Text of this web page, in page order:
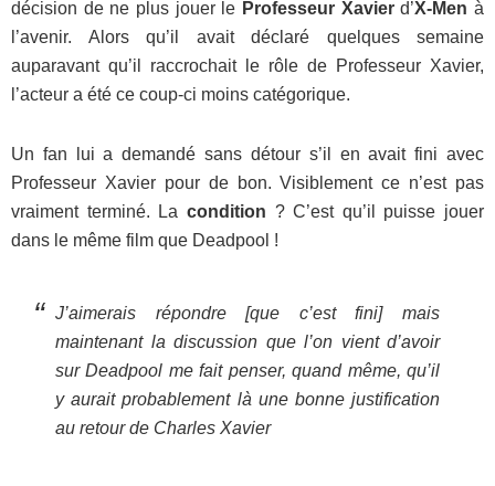
décision de ne plus jouer le Professeur Xavierd’X-Men à
l’avenir. Alors qu’il avait déclaré quelques semaine
auparavant qu’il raccrochait le rôle de Professeur Xavier,
l’acteur a été ce coup-ci moins catégorique.
Un fan lui a demandé sans détour s’il en avait fini avec
Professeur Xavier pour de bon. Visiblement ce n’est pas
vraiment terminé. La condition ? C’est qu’il puisse jouer
dans le même film que Deadpool !
J’aimerais répondre [que c’est fini] mais
maintenant la discussion que l’on vient d’avoir
sur Deadpool me fait penser, quand même, qu’il
y aurait probablement là une bonne justification
au retour de Charles Xavier